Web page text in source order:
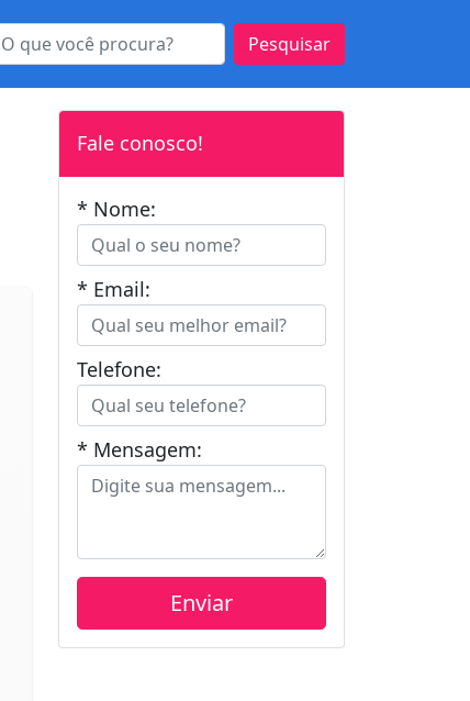
Pesquisar
Fale conosco!
* Nome:
* Email:
Telefone:
* Mensagem: